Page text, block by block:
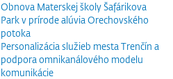
Obnova Materskej školy Šafárikova
Park v prírode alúvia Orechovského
potoka
Personalizácia služieb mesta Trenčín a
podpora omnikanálového modelu
komunikácie